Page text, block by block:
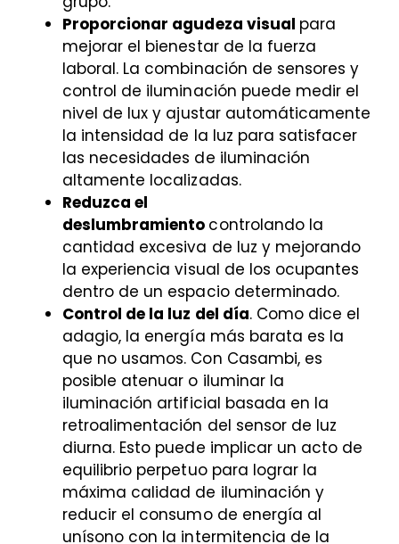
Proporcionar agudeza visual para
mejorar el bienestar de la fuerza
laboral. La combinación de sensores y
control de iluminación puede medir el
nivel de lux y ajustar automáticamente
la intensidad de la luz para satisfacer
las necesidades de iluminación
altamente localizadas.
Reduzca el
deslumbramiento controlando la
cantidad excesiva de luz y mejorando
la experiencia visual de los ocupantes
dentro de un espacio determinado.
Control de la luz del día. Como dice el
adagio, la energía más barata es la
que no usamos. Con Casambi, es
posible atenuar o iluminar la
iluminación artificial basada en la
retroalimentación del sensor de luz
diurna. Esto puede implicar un acto de
equilibrio perpetuo para lograr la
máxima calidad de iluminación y
reducir el consumo de energía al
unísono con la intermitencia de la